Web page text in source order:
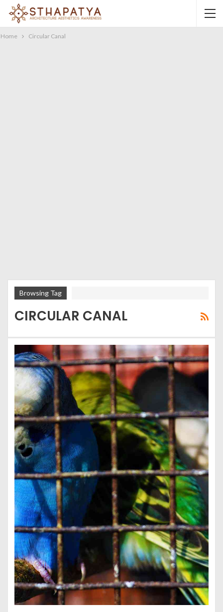
Home Circular Canal
Browsing Tag
CIRCULAR CANAL